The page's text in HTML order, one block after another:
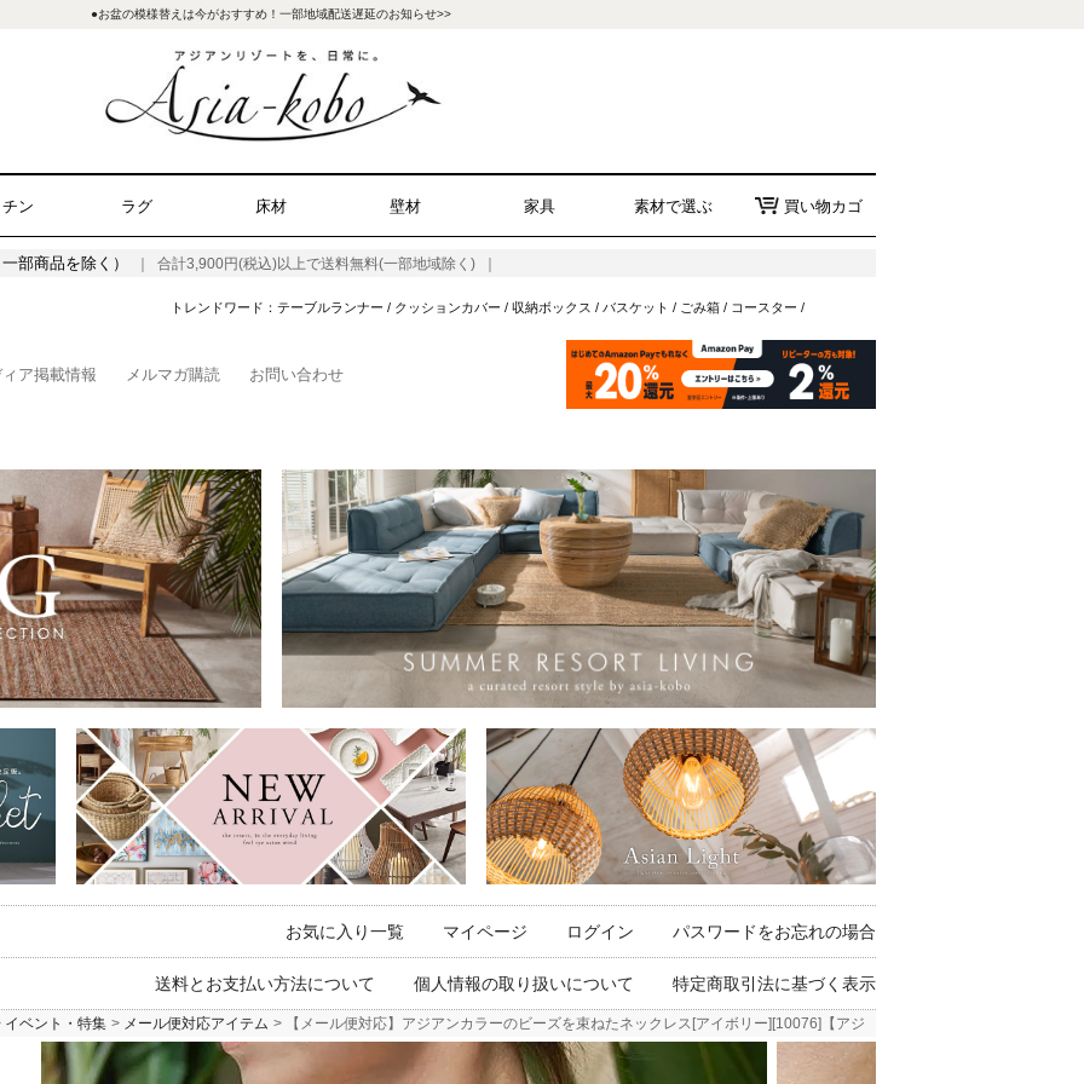
●お盆の模様替えは今がおすすめ！一部地域配送遅延のお知らせ>>
ン ラグ 床材 壁材 家具 素材で選ぶ 買い物カゴ
部商品を除く） ｜ 合計3,900円(税込)以上で送料無料(一部地域除く) ｜
トレンドワード： テーブルランナー / クッションカバー / 収納ボックス / バスケット / ごみ箱/ コースター /
ア掲載情報 メルマガ購読 お問い合わせ
お気に入り一覧 マイページ ログイン パスワードをお忘れの場合
送料とお支払い方法について 個人情報の取り扱いについて 特定商取引法に基づく表示
イベント・特集 メール便対応アイテム 【メール便対応】アジアンカラーのビーズを束ねたネックレス[アイボリー][10076]【アジアン雑貨のアジア工房本店】